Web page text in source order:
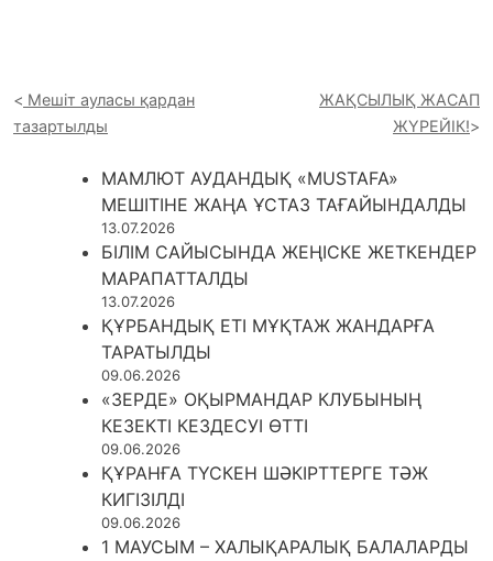
Мешіт ауласы қардан
тазартылды
ЖАҚСЫЛЫҚ ЖАСАП
ЖҮРЕЙІК!
МАМЛЮТ АУДАНДЫҚ «MUSTAFA»
МЕШІТІНЕ ЖАҢА ҰСТАЗ ТАҒАЙЫНДАЛДЫ
13.07.2026
БІЛІМ САЙЫСЫНДА ЖЕҢІСКЕ ЖЕТКЕНДЕР
МАРАПАТТАЛДЫ
13.07.2026
ҚҰРБАНДЫҚ ЕТІ МҰҚТАЖ ЖАНДАРҒА
ТАРАТЫЛДЫ
09.06.2026
«ЗЕРДЕ» ОҚЫРМАНДАР КЛУБЫНЫҢ
КЕЗЕКТІ КЕЗДЕСУІ ӨТТІ
09.06.2026
ҚҰРАНҒА ТҮСКЕН ШӘКІРТТЕРГЕ ТӘЖ
КИГІЗІЛДІ
09.06.2026
1 МАУСЫМ – ХАЛЫҚАРАЛЫҚ БАЛАЛАРДЫ